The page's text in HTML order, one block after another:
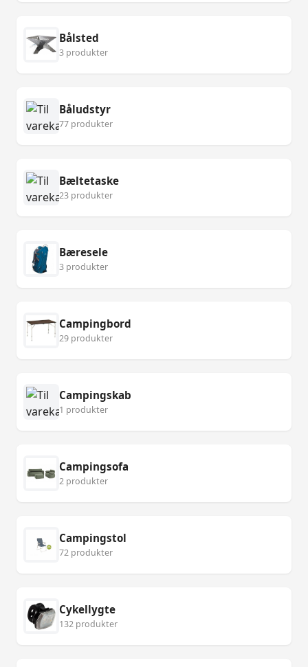
Bålsted
3 produkter
Båludstyr
77 produkter
Bæltetaske
23 produkter
Bæresele
3 produkter
Campingbord
29 produkter
Campingskab
1 produkter
Campingsofa
2 produkter
Campingstol
72 produkter
Cykellygte
132 produkter